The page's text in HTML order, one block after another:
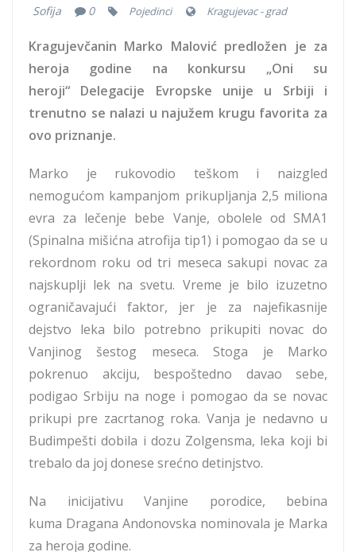
Sofija 0 Pojedinci Kragujevac - grad
Kragujevčanin Marko Malović predložen je za
heroja godine na konkursu „Oni su
heroji“ Delegacije Evropske unije u Srbiji i
trenutno se nalazi u najužem krugu favorita za
ovo priznanje.
Marko je rukovodio teškom i naizgled
nemogućom kampanjom prikupljanja 2,5 miliona
evra za lečenje bebe Vanje, obolele od SMA1
(Spinalna mišićna atrofija tip1) i pomogao da se u
rekordnom roku od tri meseca sakupi novac za
najskuplji lek na svetu. Vreme je bilo izuzetno
ograničavajući faktor, jer je za najefikasnije
dejstvo leka bilo potrebno prikupiti novac do
Vanjinog šestog meseca. Stoga je Marko
pokrenuo akciju, bespoštedno davao sebe,
podigao Srbiju na noge i pomogao da se novac
prikupi pre zacrtanog roka. Vanja je nedavno u
Budimpešti dobila i dozu Zolgensma, leka koji bi
trebalo da joj donese srećno detinjstvo.
Na inicijativu Vanjine porodice, bebina
kuma Dragana Andonovska nominovala je Marka
za heroja godine.